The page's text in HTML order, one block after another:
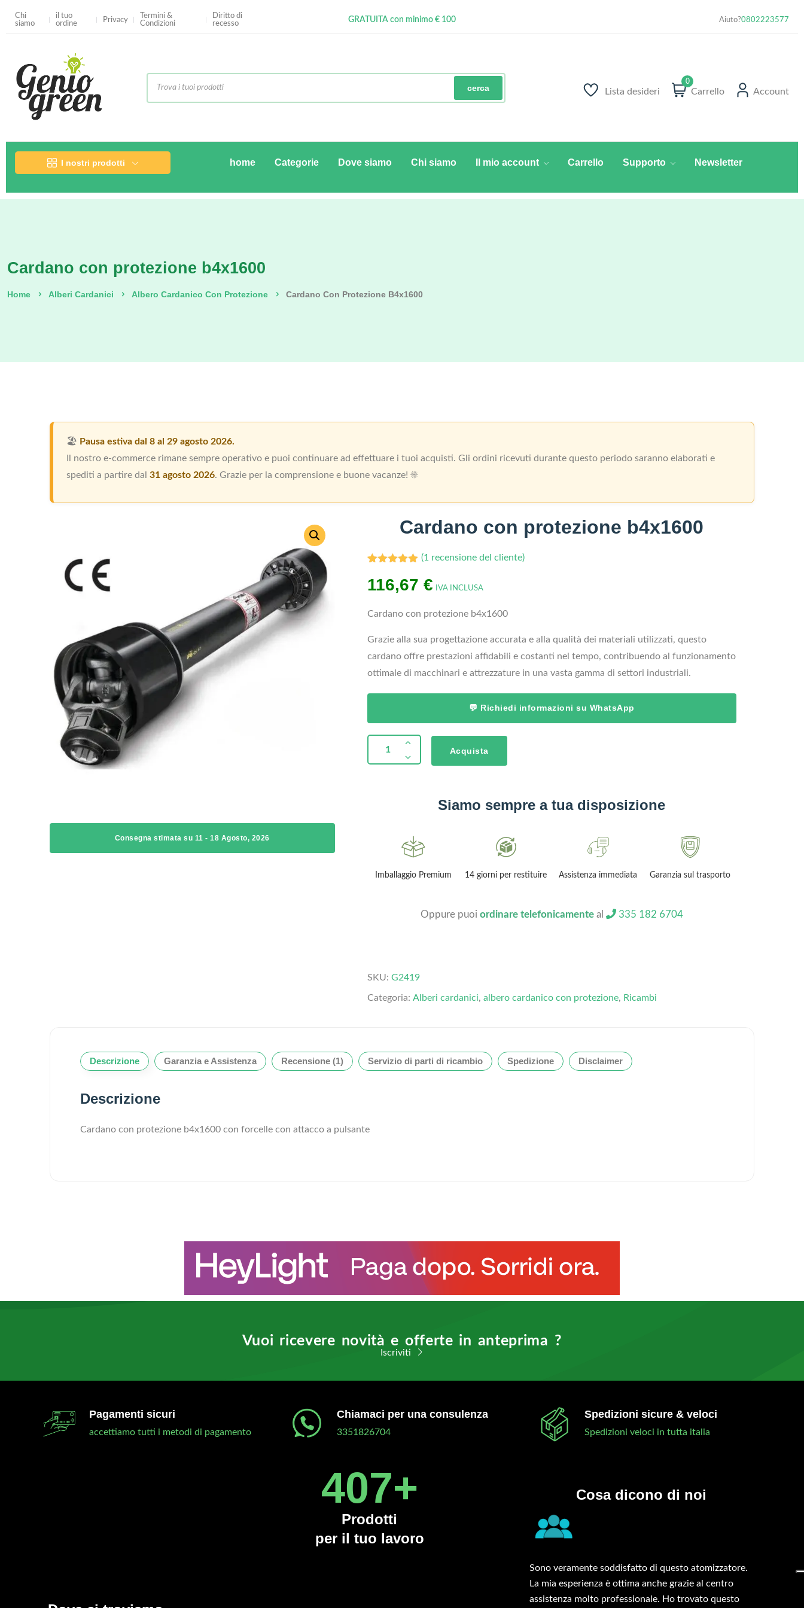
Chi
siamo
il tuo
ordine
Privacy
Termini &
Condizioni
Diritto di
recesso
GRATUITA con minimo € 100
Aiuto?0802223577
cerca Lista desideri
0
Carrello Account
I nostri prodotti home Categorie Dove siamo Chi siamo Il mio account Carrello Supporto Newsletter
Cardano con protezione b4x1600
Home Alberi Cardanici Albero Cardanico Con Protezione Cardano Con Protezione B4x1600
🏖️ Pausa estiva dal 8 al 29 agosto 2026.
Il nostro e-commerce rimane sempre operativo e puoi continuare ad effettuare i tuoi acquisti. Gli ordini ricevuti durante questo periodo saranno elaborati e
spediti a partire dal 31 agosto 2026. Grazie per la comprensione e buone vacanze! ☀️
Consegna stimata su 11 - 18 Agosto, 2026
Cardano con protezione b4x1600
5.00su 5
su base
recensioni
(1 recensione del cliente)
116,67 € IVA INCLUSA
Cardano con protezione b4x1600
Grazie alla sua progettazione accurata e alla qualità dei materiali utilizzati, questo
cardano offre prestazioni affidabili e costanti nel tempo, contribuendo al funzionamento
ottimale di macchinari e attrezzature in una vasta gamma di settori industriali.
💬 Richiedi informazioni su WhatsApp
Acquista
Siamo sempre a tua disposizione
Garanzia 2 anni Imballaggio Premium 14 giorni per restituire Assistenza immediata Garanzia sul trasporto
Oppure puoi ordinare telefonicamenteal 335 182 6704
SKU: G2419
Categoria: Alberi cardanici, albero cardanico con protezione, Ricambi
Descrizione Garanzia e Assistenza Recensione (1) Servizio di parti di ricambio Spedizione Disclaimer
Descrizione
Cardano con protezione b4x1600 con forcelle con attacco a pulsante
Vuoi ricevere novità e offerte in anteprima ?
Iscriviti
Pagamenti sicuri
accettiamo tutti i metodi di pagamento
Chiamaci per una consulenza
3351826704
Spedizioni sicure & veloci
Spedizioni veloci in tutta italia
450+
Prodotti
per il tuo lavoro
Cosa dicono di noi
Sono veramente soddisfatto di questo atomizzatore.
La mia esperienza è ottima anche grazie al centro
assistenza molto professionale. Ho trovato questo